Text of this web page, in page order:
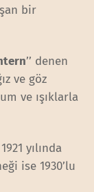
bir
’’ denen
ve göz
ve ışıklarla
yılında
ise 1930’lu